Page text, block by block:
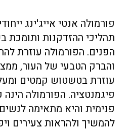
פורמולה אנטי אייג'ינג
תהליכי ההזדקנות ותומכת
הפנים. הפורמולה עוזרת
והברק הטבעי של העור,
עוזרת בטשטוש קמטים
פיגמנטציה. הפורמולה
פנימית והיא מתאימה
להמשיך ולהראות צעירים